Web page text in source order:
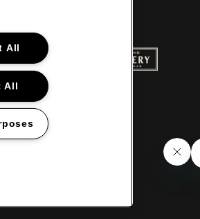
de Red Bull
le site de Le logo de Aperol
van Antwerpen
All
All